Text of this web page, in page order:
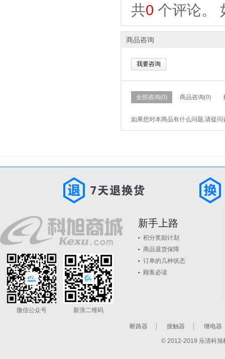
共0 个评论。
商品咨询
我要咨询
全部咨询(0) 商品咨询(0)
如果您对本商品有什么问题,请提问
微信公众号 新浪二维码
新手上路
积分奖励计划
商品退货保障
订单的几种状态
顾客必读
断路器 接触器 继电器
© 2012-2019 乐清科旭